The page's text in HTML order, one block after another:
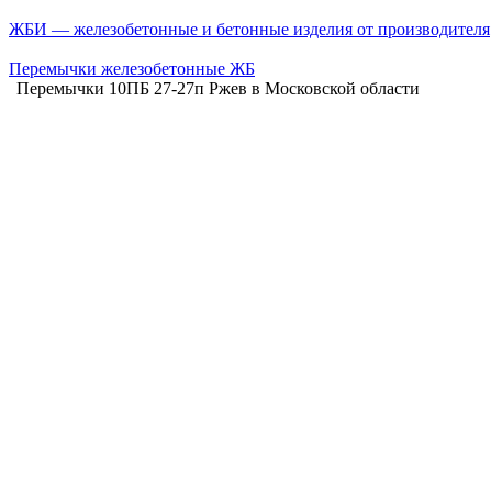
ЖБИ — железобетонные и бетонные изделия от производителя
Перемычки железобетонные ЖБ
Перемычки 10ПБ 27-27п Ржев в Московской области